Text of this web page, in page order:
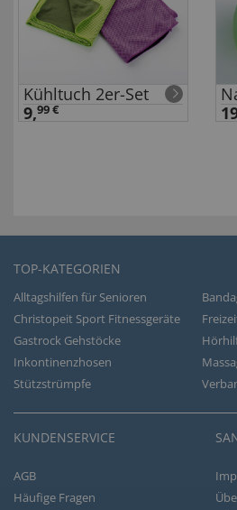
Kühltuch 2er-Set
9,99 €
TOP-KATEGORIEN
Alltagshilfen für Senioren
Christopeit Sport Fitnessgeräte
Gastrock Gehstöcke
Inkontinenzhosen
Stützstrümpfe
KUNDENSERVICE
AGB
Häufige Fragen